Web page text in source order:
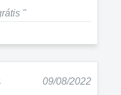
"
09/08/2022